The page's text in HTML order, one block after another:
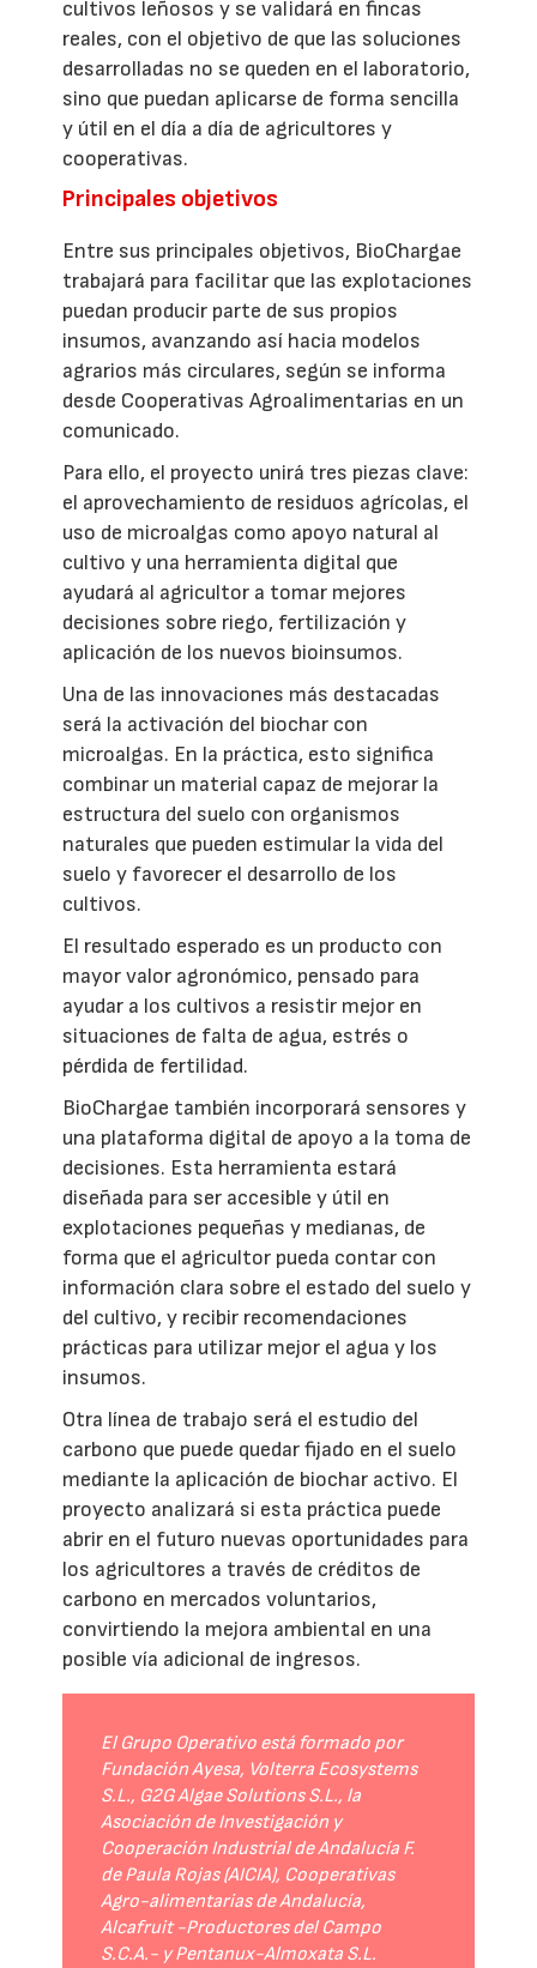
cultivos leñosos y se validará en fincas
reales, con el objetivo de que las soluciones
desarrolladas no se queden en el laboratorio,
sino que puedan aplicarse de forma sencilla
y útil en el día a día de agricultores y
cooperativas.
Principales objetivos
Entre sus principales objetivos, BioChargae
trabajará para facilitar que las explotaciones
puedan producir parte de sus propios
insumos, avanzando así hacia modelos
agrarios más circulares, según se informa
desde Cooperativas Agroalimentarias en un
comunicado.
Para ello, el proyecto unirá tres piezas clave:
el aprovechamiento de residuos agrícolas, el
uso de microalgas como apoyo natural al
cultivo y una herramienta digital que
ayudará al agricultor a tomar mejores
decisiones sobre riego, fertilización y
aplicación de los nuevos bioinsumos.
Una de las innovaciones más destacadas
será la activación del biochar con
microalgas. En la práctica, esto significa
combinar un material capaz de mejorar la
estructura del suelo con organismos
naturales que pueden estimular la vida del
suelo y favorecer el desarrollo de los
cultivos.
El resultado esperado es un producto con
mayor valor agronómico, pensado para
ayudar a los cultivos a resistir mejor en
situaciones de falta de agua, estrés o
pérdida de fertilidad.
BioChargae también incorporará sensores y
una plataforma digital de apoyo a la toma de
decisiones. Esta herramienta estará
diseñada para ser accesible y útil en
explotaciones pequeñas y medianas, de
forma que el agricultor pueda contar con
información clara sobre el estado del suelo y
del cultivo, y recibir recomendaciones
prácticas para utilizar mejor el agua y los
insumos.
Otra línea de trabajo será el estudio del
carbono que puede quedar fijado en el suelo
mediante la aplicación de biochar activo. El
proyecto analizará si esta práctica puede
abrir en el futuro nuevas oportunidades para
los agricultores a través de créditos de
carbono en mercados voluntarios,
convirtiendo la mejora ambiental en una
posible vía adicional de ingresos.
El Grupo Operativo está formado por
Fundación Ayesa, Volterra Ecosystems
S.L., G2G Algae Solutions S.L., la
Asociación de Investigación y
Cooperación Industrial de Andalucía F.
de Paula Rojas (AICIA), Cooperativas
Agro-alimentarias de Andalucía,
Alcafruit -Productores del Campo
S.C.A.- y Pentanux-Almoxata S.L.